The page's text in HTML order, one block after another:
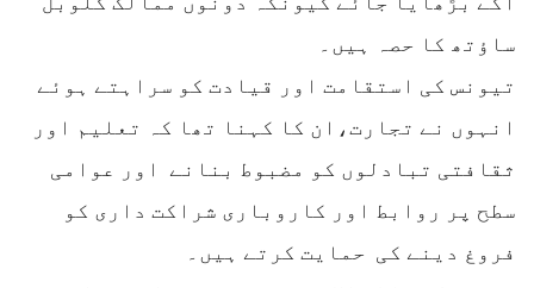
ساؤتھ کا حصہ ہیں۔
تیونس کی استقامت اور قیادت کو سراہتے ہوئے
انہوں نے تجارت،ان کا کہنا تھا کہ تعلیم اور
ثقافتی تبادلوں کو مضبوط بنانے اور عوامی
سطح پر روابط اور کاروباری شراکت داری کو
فروغ دینے کی حمایت کرتے ہیں۔